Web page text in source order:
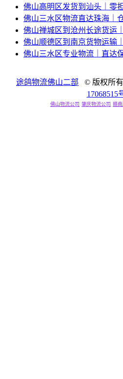
佛山高明区发货到汕头｜零
佛山三水区物流直达珠海｜
佛山禅城区到沧州长途货运
佛山顺德区到南京货物运输
佛山三水区专业物流｜直达
途鸽物流佛山二部 © 版权所有
17068515
佛山物流公司 肇庆物流公司 赣